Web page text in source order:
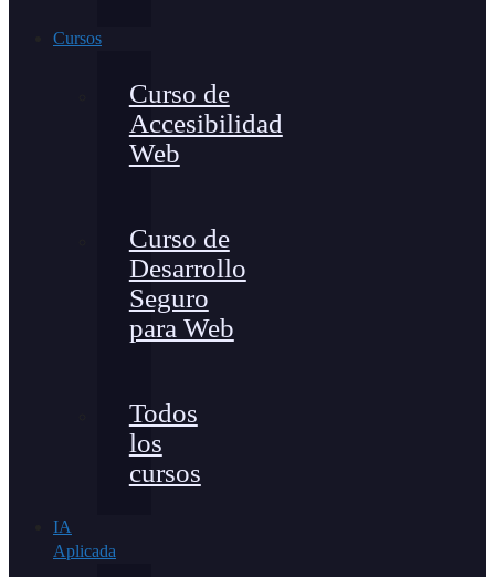
Cursos
Curso de
Accesibilidad
Web
Curso de
Desarrollo
Seguro
para Web
Todos
los
cursos
IA
Aplicada